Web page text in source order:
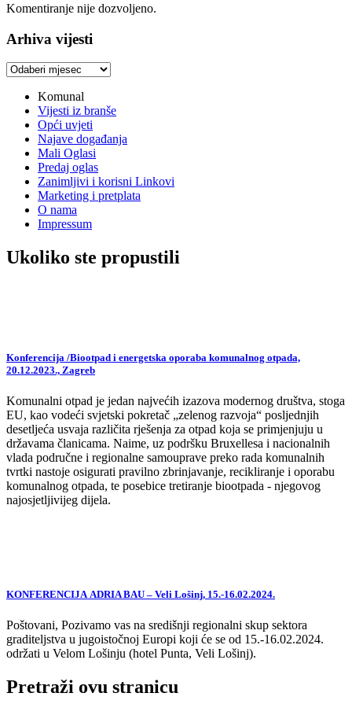
Komentiranje nije dozvoljeno.
Arhiva vijesti
Arhiva
Komunal
Vijesti iz branše
Opći uvjeti
Najave događanja
Mali Oglasi
Predaj oglas
Zanimljivi i korisni Linkovi
Marketing i pretplata
O nama
Impressum
Ukoliko ste propustili
Konferencija /Biootpad i energetska oporaba komunalnog otpada,
20.12.2023., Zagreb
Komunalni otpad je jedan najvećih izazova modernog društva, stoga
EU, kao vodeći svjetski pokretač „zelenog razvoja“ posljednjih
desetljeća usvaja različita rješenja za otpad koja se primjenjuju u
državama članicama. Naime, uz podršku Bruxellesa i nacionalnih
vlada područne i regionalne samouprave preko rada komunalnih
tvrtki nastoje osigurati pravilno zbrinjavanje, recikliranje i oporabu
komunalnog otpada, te posebice tretiranje biootpada - njegovog
najosjetljivijeg dijela.
KONFERENCIJA ADRIA BAU – Veli Lošinj, 15.-16.02.2024.
Poštovani, Pozivamo vas na središnji regionalni skup sektora
graditeljstva u jugoistočnoj Europi koji će se od 15.-16.02.2024.
održati u Velom Lošinju (hotel Punta, Veli Lošinj).
Pretraži ovu stranicu